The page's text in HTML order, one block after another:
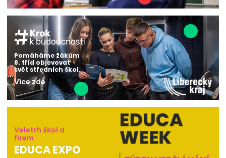
Pomáháme žákům
8. tříd objevovat
svět středních škol.
Více zde
Veletrh škol a
firem
EDUCA EXPO